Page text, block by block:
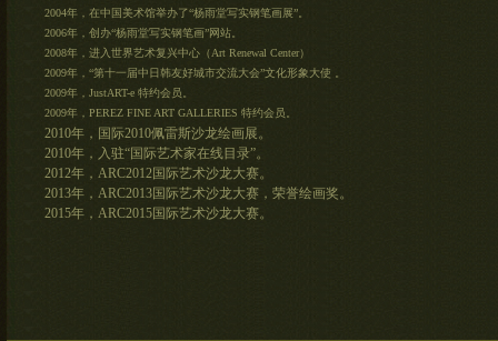
2004年，在中国美术馆举办了“杨雨堂写实钢笔画展”。
2006年，创办“杨雨堂写实钢笔画”网站。
2008年，进入世界艺术复兴中心（Art Renewal Center）
2009年，“第十一届中日韩友好城市交流大会”文化形象大使 。
2009年，JustART-e 特约会员。
2009年，PEREZ FINE ART GALLERIES 特约会员。
2010年，国际2010佩雷斯沙龙绘画展。
2010年，入驻“国际艺术家在线目录”。
2012年，ARC2012国际艺术沙龙大赛。
2013年，ARC2013国际艺术沙龙大赛，荣誉绘画奖。
2015年，ARC2015国际艺术沙龙大赛。